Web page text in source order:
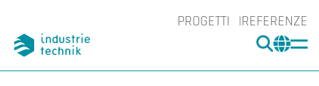
PROGETTI REFERENZE
CERCA